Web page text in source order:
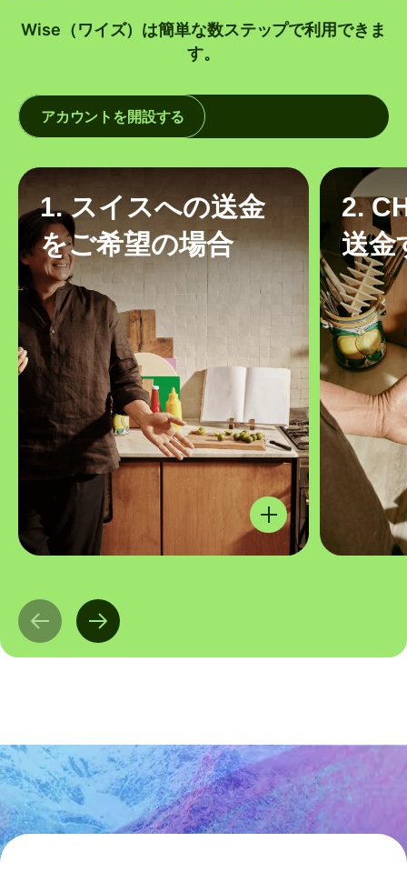
Wise（ワイズ）は簡単な数ステップで利用できま
す。
アカウントを開設する
1. スイスへの送金
をご希望の場合
2.
送金